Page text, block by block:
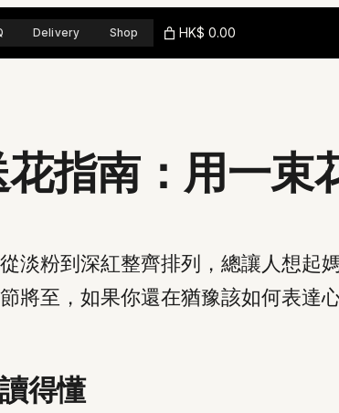
Delivery Shop HK$ 0.00
指南：用一束
淡粉到深紅整齊排列，總讓人想起
將至，如果你還在猶豫該如何表
得懂